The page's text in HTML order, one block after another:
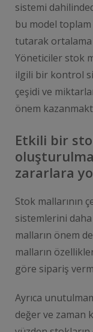
sistemi
bu model
tutarak ortalama
Yöneticiler stok
ilgili bir kontrol
çeşidi ve
önem
Etkili bir
zararlara
Stok mallarının
sistemlerini
malların önem
malların
göre sipariş
Ayrıca
değer ve zaman